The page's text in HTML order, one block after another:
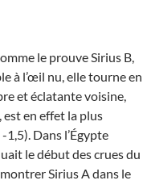
le prouve Sirius B,
à l’œil nu, elle tourne en
et éclatante voisine,
, est en effet la plus
Dans l’Égypte
le début des crues du
Sirius A dans le